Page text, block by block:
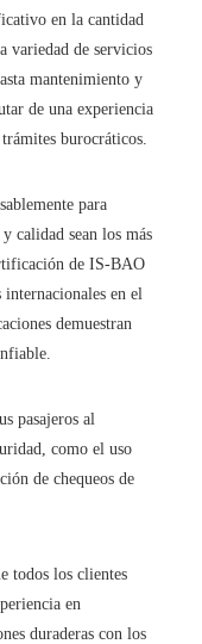
en la cantidad
variedad de servicios
mantenimiento y
de una experiencia
burocráticos.
para
calidad sean los más
de IS-BAO
en el
demuestran
pasajeros al
como el uso
de chequeos de
todos los clientes
en
duraderas con los